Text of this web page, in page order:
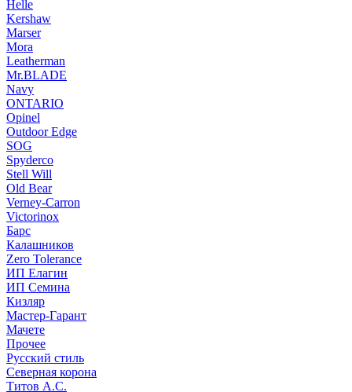
Helle
Kershaw
Marser
Mora
Leatherman
Mr.BLADE
Navy
ONTARIO
Opinel
Outdoor Edge
SOG
Spyderco
Stell Will
Old Bear
Verney-Carron
Victorinox
Барс
Калашников
Zero Tolerance
ИП Елагин
ИП Семина
Кизляр
Мастер-Гарант
Мачете
Прочее
Русский стиль
Северная корона
Титов А.С.